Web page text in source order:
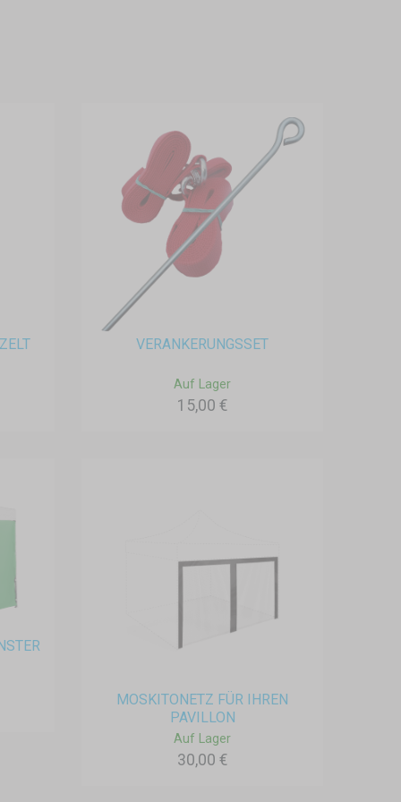
VERANKERUNGSSET
Auf Lager
15,00 €
MOSKITONETZ FÜR IHREN
PAVILLON
Auf Lager
30,00 €